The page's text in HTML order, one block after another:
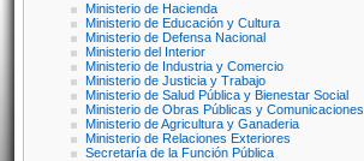
Ministerio de Hacienda
Ministerio de Educación y Cultura
Ministerio de Defensa Nacional
Ministerio del Interior
Ministerio de Industria y Comercio
Ministerio de Justicia y Trabajo
Ministerio de Salud Pública y Bienestar Social
Ministerio de Obras Públicas y Comunicaciones
Ministerio de Agricultura y Ganaderia
Ministerio de Relaciones Exteriores
Secretaría de la Función Pública